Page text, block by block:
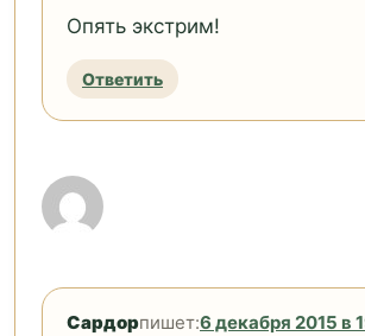
Опять экстрим!
Ответить
Сардорпишет:6 декабря 2015 в